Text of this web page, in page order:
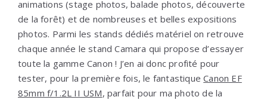
animations (stage photos, balade photos, découverte
de la forêt) et de nombreuses et belles expositions
photos. Parmi les stands dédiés matériel on retrouve
chaque année le stand Camara qui propose d’essayer
toute la gamme Canon ! J’en ai donc profité pour
tester, pour la première fois, le fantastiqueCanon EF
85mm f/1.2L II USM, parfait pour ma photo de la